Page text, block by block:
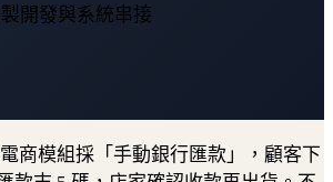
開發與系統串接
商模組採「手動銀行匯款」，顧客下